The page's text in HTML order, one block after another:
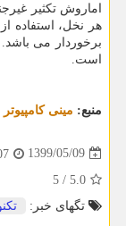
اماروش تکثیر
هر نخل، استفاده
برخوردار می باشد.
است.
منبع: مینی كامپیوتر
1399/05/09
5.0
/
5
تگهای خبر: